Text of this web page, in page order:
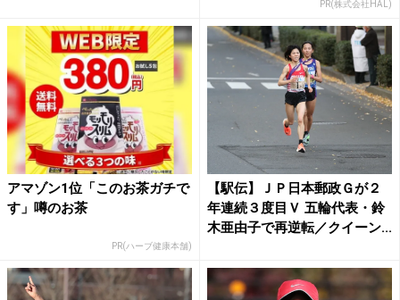
PR(株式会社HAL)
アマゾン1位「このお茶ガチで
す」噂のお茶
PR(ハーブ健康本舗)
【駅伝】ＪＰ日本郵政Ｇが２
年連続３度目Ｖ 五輪代表・鈴
木亜由子で再逆転／クイーン...